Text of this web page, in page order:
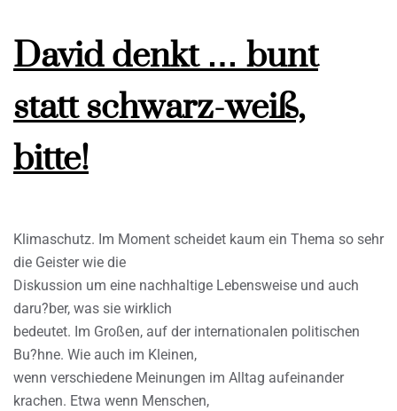
David denkt … bunt
statt schwarz-weiß,
bitte!
Klimaschutz. Im Moment scheidet kaum ein Thema so sehr
die Geister wie die
Diskussion um eine nachhaltige Lebensweise und auch
daru?ber, was sie wirklich
bedeutet. Im Großen, auf der internationalen politischen
Bu?hne. Wie auch im Kleinen,
wenn verschiedene Meinungen im Alltag aufeinander
krachen. Etwa wenn Menschen,